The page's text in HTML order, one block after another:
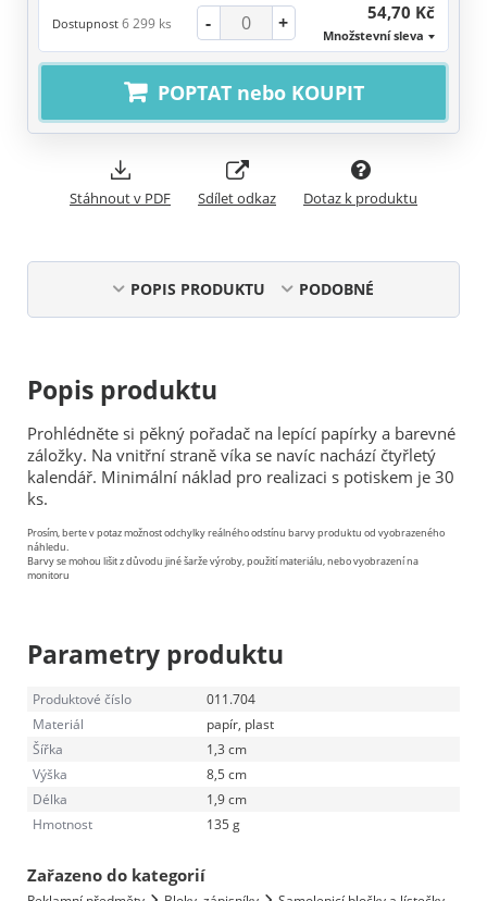
Dostupnost 6 299 ks - + 54,70 Kč
Množstevní sleva
POPTAT nebo KOUPIT
Stáhnout v PDF Sdílet odkaz Dotaz k produktu
POPIS PRODUKTU PODOBNÉ
Popis produktu
Prohlédněte si pěkný pořadač na lepící papírky a barevné
záložky. Na vnitřní straně víka se navíc nachází čtyřletý
kalendář. Minimální náklad pro realizaci s potiskem je 30
ks.
Prosím, berte v potaz možnost odchylky reálného odstínu barvy produktu od vyobrazeného
náhledu.
Barvy se mohou lišit z důvodu jiné šarže výroby, použití materiálu, nebo vyobrazení na
monitoru
Parametry produktu
Produktové číslo
011.704
Materiál
papír, plast
Šířka
1,3 cm
Výška
8,5 cm
Délka
1,9 cm
Hmotnost
135 g
Zařazeno do kategorií